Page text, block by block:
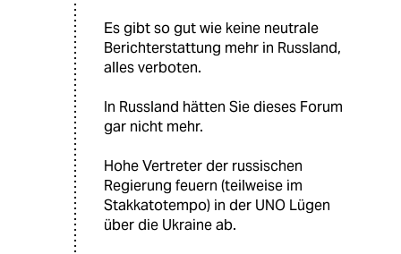
Es gibt so gut wie keine neutrale
Berichterstattung mehr in Russland,
alles verboten.
In Russland hätten Sie dieses Forum
gar nicht mehr.
Hohe Vertreter der russischen
Regierung feuern (teilweise im
Stakkatotempo) in der UNO Lügen
über die Ukraine ab.